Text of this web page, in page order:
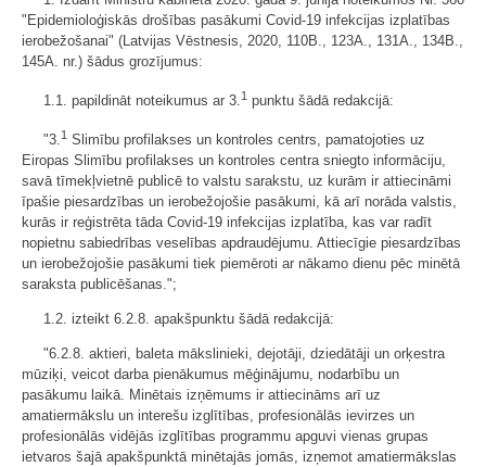
"Epidemioloģiskās drošības pasākumi Covid-19 infekcijas izplatības
ierobežošanai" (Latvijas Vēstnesis, 2020, 110B., 123A., 131A., 134B.,
145A. nr.) šādus grozījumus:
1.1. papildināt noteikumus ar 3. 1 punktu šādā redakcijā:
"3.1 Slimību profilakses un kontroles centrs, pamatojoties uz
Eiropas Slimību profilakses un kontroles centra sniegto informāciju,
savā tīmekļvietnē publicē to valstu sarakstu, uz kurām ir attiecināmi
īpašie piesardzības un ierobežojošie pasākumi, kā arī norāda valstis,
kurās ir reģistrēta tāda Covid-19 infekcijas izplatība, kas var radīt
nopietnu sabiedrības veselības apdraudējumu. Attiecīgie piesardzības
un ierobežojošie pasākumi tiek piemēroti ar nākamo dienu pēc minētā
saraksta publicēšanas.";
1.2. izteikt 6.2.8. apakšpunktu šādā redakcijā:
"6.2.8. aktieri, baleta mākslinieki, dejotāji, dziedātāji un orķestra
mūziķi, veicot darba pienākumus mēģinājumu, nodarbību un
pasākumu laikā. Minētais izņēmums ir attiecināms arī uz
amatiermākslu un interešu izglītības, profesionālās ievirzes un
profesionālās vidējās izglītības programmu apguvi vienas grupas
ietvaros šajā apakšpunktā minētajās jomās, izņemot amatiermākslas